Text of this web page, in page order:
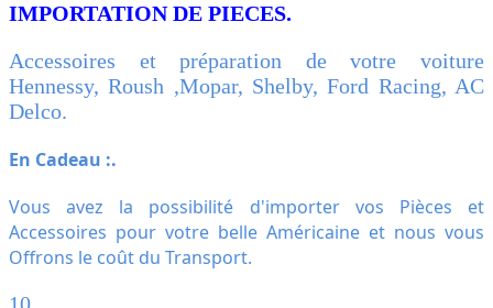
IMPORTATION DE PIECES.
Accessoires et préparation de votre voiture
Hennessy, Roush ,Mopar, Shelby, Ford Racing, AC
Delco.
En Cadeau :.
Vous avez la possibilité d'importer vos Pièces et
Accessoires pour votre belle Américaine et nous vous
Offrons le coût du Transport.